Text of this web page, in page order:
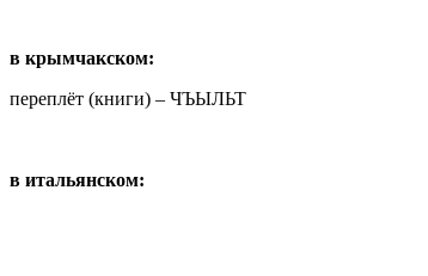
в крымчакском:
переплёт (книги) – ЧЪЫЛЬТ
в итальянском: